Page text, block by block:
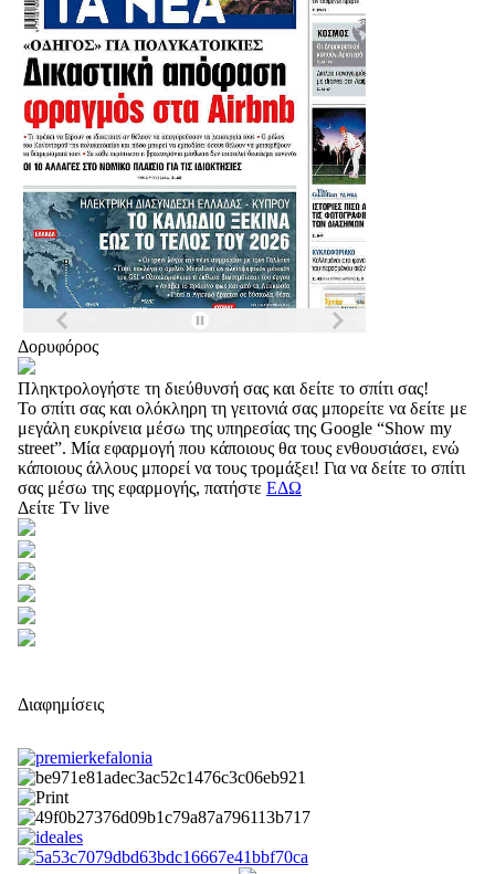
Δορυφόρος
Πληκτρολογήστε τη διεύθυνσή σας και δείτε το σπίτι σας!
Το σπίτι σας και ολόκληρη τη γειτονιά σας μπορείτε να δείτε με
μεγάλη ευκρίνεια μέσω της υπηρεσίας της Google “Show my
street”. Μία εφαρμογή που κάποιους θα τους ενθουσιάσει, ενώ
κάποιους άλλους μπορεί να τους τρομάξει! Για να δείτε το σπίτι
σας μέσω της εφαρμογής, πατήστε ΕΔΩ
Δείτε Tv live
Διαφημίσεις